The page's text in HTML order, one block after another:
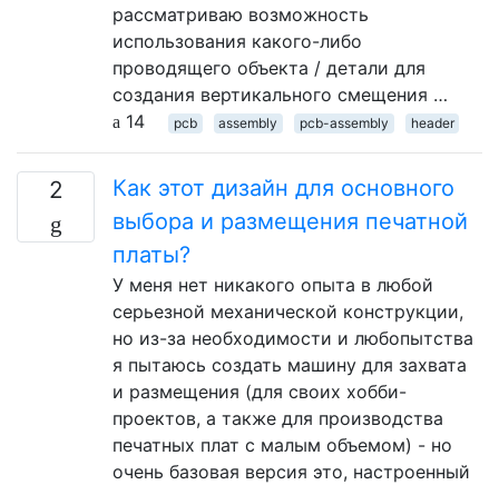
рассматриваю возможность
использования какого-либо
проводящего объекта / детали для
создания вертикального смещения …
14
pcb assembly pcb-assembly header
2
Как этот дизайн для основного
выбора и размещения печатной
платы?
У меня нет никакого опыта в любой
серьезной механической конструкции,
но из-за необходимости и любопытства
я пытаюсь создать машину для захвата
и размещения (для своих хобби-
проектов, а также для производства
печатных плат с малым объемом) - но
очень базовая версия это, настроенный